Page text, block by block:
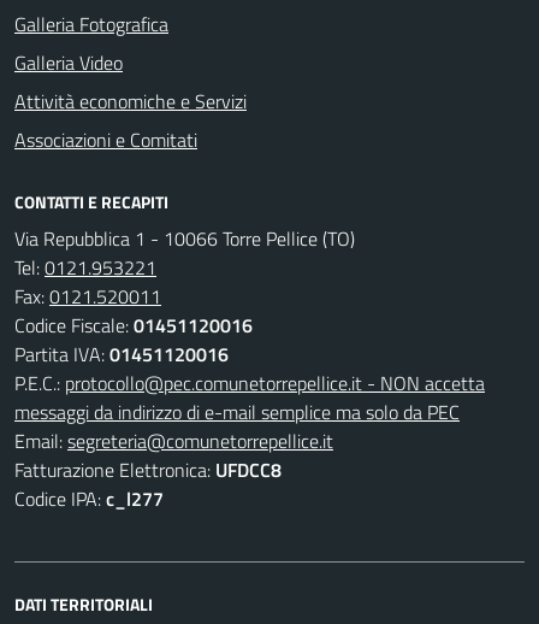
Galleria Fotografica
Galleria Video
Attività economiche e Servizi
Associazioni e Comitati
CONTATTI E RECAPITI
Via Repubblica 1 - 10066 Torre Pellice (TO)
Tel:0121.953221
Fax:0121.520011
Codice Fiscale:01451120016
Partita IVA:01451120016
P.E.C.: protocollo@pec.comunetorrepellice.it - NON accetta
messaggi da indirizzo di e-mail semplice ma solo da PEC
Email:segreteria@comunetorrepellice.it
Fatturazione Elettronica: UFDCC8
Codice IPA:c_l277
DATI TERRITORIALI